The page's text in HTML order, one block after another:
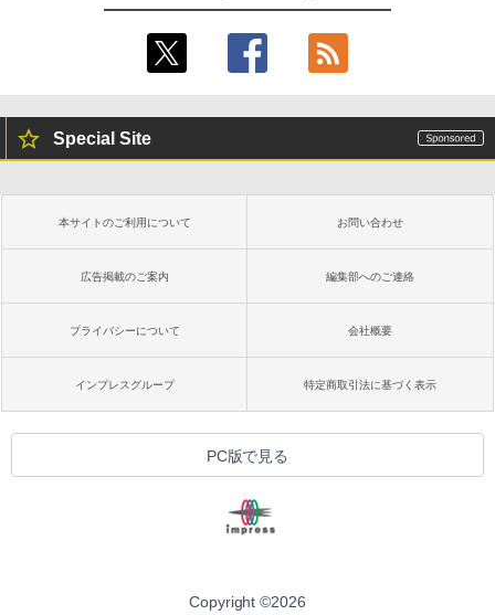
Special Site
本サイトのご利用について お問い合わせ
広告掲載のご案内 編集部へのご連絡
プライバシーについて 会社概要
インプレスグループ 特定商取引法に基づく表示
PC版で見る
Copyright ©2026